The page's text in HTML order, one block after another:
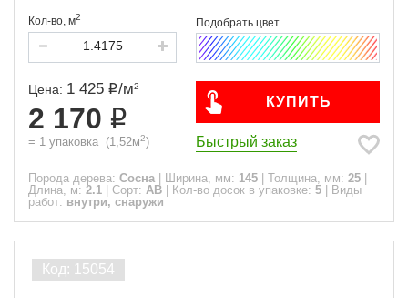
Кол-во, м2
Цена: 1 425 /м2
2 170
= 1 упаковка (1,52м2)
КУПИТЬ
Быстрый заказ
Порода дерева: Сосна Ширина, мм: 145 Толщина, мм: 25
Длина, м: 2.1 Сорт: АВ Кол-во досок в упаковке: 5
Виды
работ: внутри, снаружи